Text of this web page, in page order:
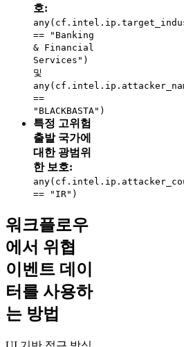
호:
== "Banking
& Financial
Services")
및
==
"BLACKBASTA")
특정 고위험
출발 국가에
대한 광범위
한 보호:
== "IR")
워크플로우
에서 위협
이벤트 데이
터를 사용하
는 방법